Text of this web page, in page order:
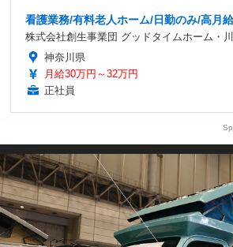
看護業務/有料老人ホーム/日勤のみ/高月
株式会社創生事業団 グッドタイムホーム・
神奈川県
月給30万円～32万円
正社員